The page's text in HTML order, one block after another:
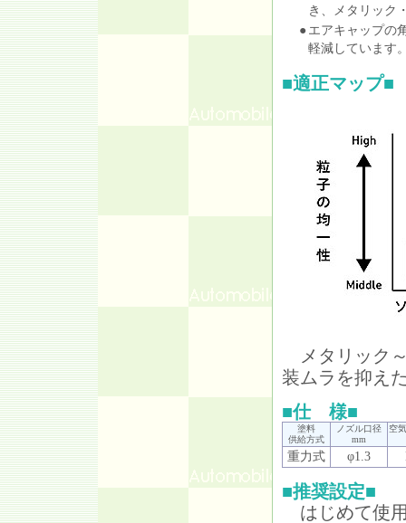
き、メタリック
● エアキャップの
軽減しています
■適正マップ■
メタリック
装ムラを抑え
■仕 様■
塗料
供給方式
ノズル口径
mm
空
重力式 φ1.3
■推奨設定■
はじめて使